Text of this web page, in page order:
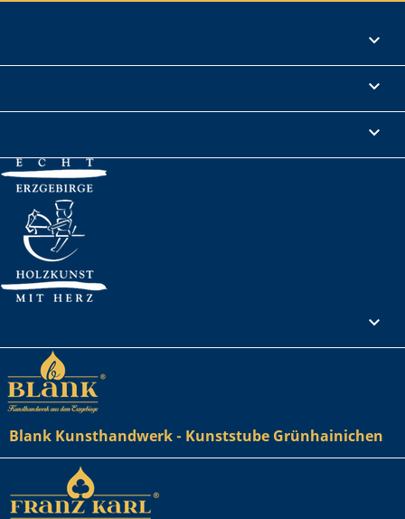




Blank Kunsthandwerk - Kunststube Grünhainichen